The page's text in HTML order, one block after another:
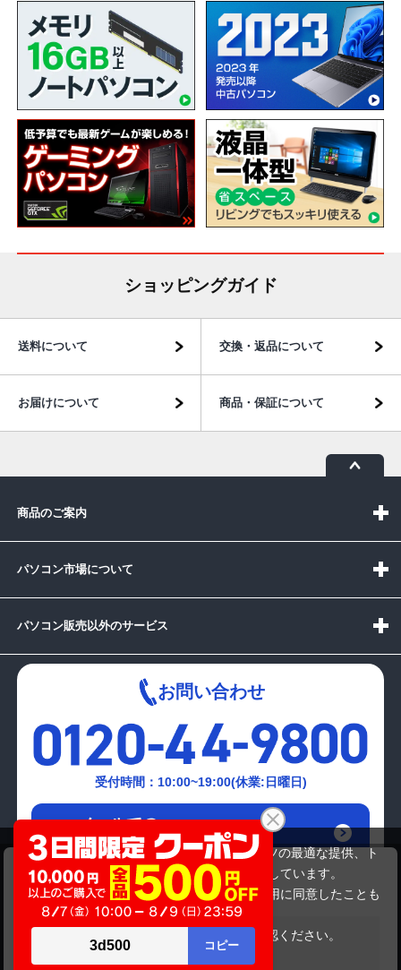
NEC VersaPro VK26T/X-K
商品価格 33,800円
在庫がありません
ショッピングガイド
送料について 交換・返品について
お届けについて 商品・保証について
商品のご案内
パソコン市場について
パソコン販売以外のサービス
お問い合わせ
受付時間：10:00~19:00(休業:日曜日)
メールでの
お問い合わせはこちら
当サイトでは利用体験の向上およびコンテンツの最適な提供、ト
ラフィックの分析を目的としてCookieを使用しています。
サイトの閲覧を継続された場合、Cookieの利用に同意したことも
のといたします。
をご確認ください。
承諾する